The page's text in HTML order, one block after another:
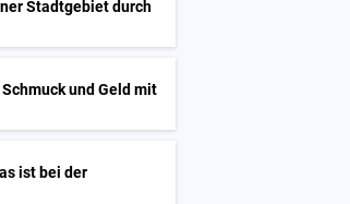
Stadtgebiet durch
und Geld mit
ist bei der